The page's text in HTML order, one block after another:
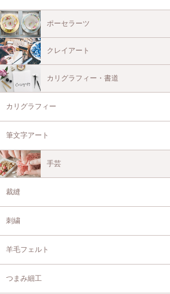
ポーセラーツ
クレイアート
カリグラフィー・書道
カリグラフィー
筆文字アート
手芸
裁縫
刺繍
羊毛フェルト
つまみ細工